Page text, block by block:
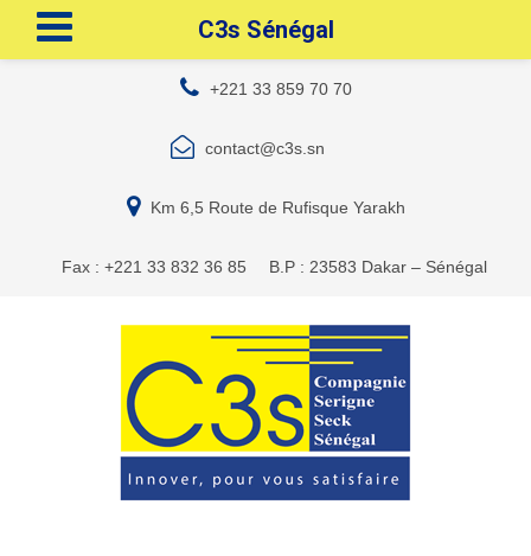
+221 33 859 70 70
contact@c3s.sn
Km 6,5 Route de Rufisque Yarakh
Fax : +221 33 832 36 85 B.P : 23583 Dakar – Sénégal
C3s Sénégal